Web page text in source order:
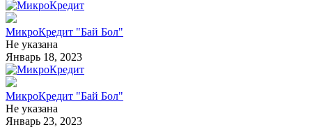
МикроКредит "Бай Бол"
Не указана
Январь 18, 2023
МикроКредит "Бай Бол"
Не указана
Январь 23, 2023